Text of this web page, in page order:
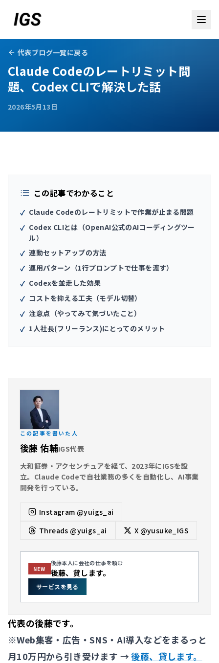
お問い合わせ
代表ブログ一覧に戻る
Claude Codeのレートリミット問
題、Codex CLIで解決した話
2026年5月13日
この記事でわかること
✓ Claude Codeのレートリミットで作業が止まる問題
✓ Codex CLIとは（OpenAI公式のAIコーディングツー
ル）
✓ 連動セットアップの方法
✓ 運用パターン（1行プロンプトで仕事を渡す）
✓ Codexを並走した効果
✓ コストを抑える工夫（モデル切替）
✓ 注意点（やってみて気づいたこと）
✓ 1人社長(フリーランス)にとってのメリット
この記事を書いた人
後藤 佑輔IGS代表
大和証券・アクセンチュアを経て、2023年にIGSを設
立。Claude Codeで自社業務の多くを自動化し、AI事業
開発を行っている。
Instagram @yuigs_ai
Threads @yuigs_ai X @yusuke_IGS
NEW
後藤本人に会社の仕事を頼む
後藤、貸します。
サービスを見る
代表の後藤です。
※Web集客・広告・SNS・AI導入などをまるっと
月10万円から引き受けます → 後藤、貸します。